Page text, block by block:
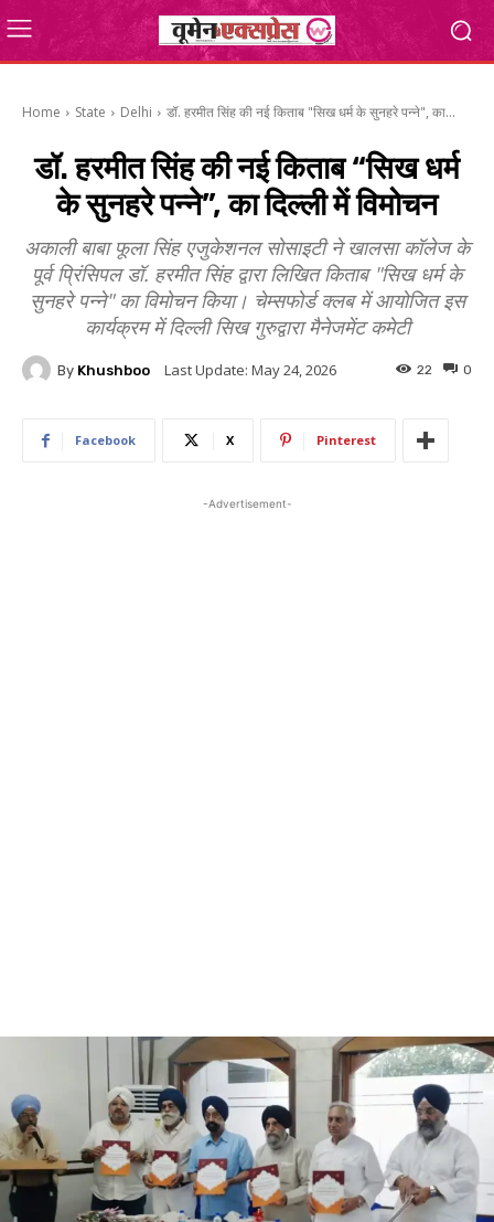
Home State Delhi डॉ. हरमीत सिंह की नई किताब "सिख धर्म के सुनहरे पन्ने", का...
डॉ. हरमीत सिंह की नई किताब “सिख धर्म
के सुनहरे पन्ने”, का दिल्ली में विमोचन
अकाली बाबा फूला सिंह एजुकेशनल सोसाइटी ने खालसा कॉलेज के
पूर्व प्रिंसिपल डॉ. हरमीत सिंह द्वारा लिखित किताब "सिख धर्म के
सुनहरे पन्ने" का विमोचन किया। चेम्सफोर्ड क्लब में आयोजित इस
कार्यक्रम में दिल्ली सिख गुरुद्वारा मैनेजमेंट कमेटी
By Khushboo Last Update: May 24, 2026 0
22
Facebook X Pinterest
-Advertisement-